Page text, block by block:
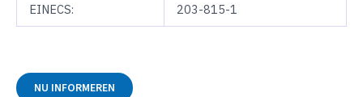
EINECS: 203-815-1
NU INFORMEREN